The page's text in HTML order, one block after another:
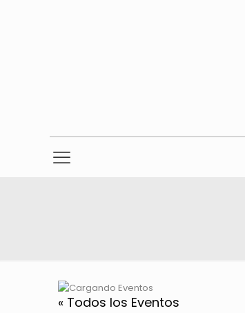
« Todos los Eventos